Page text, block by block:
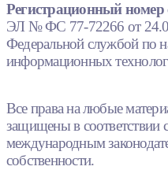
Регистрационный номер
ЭЛ № ФС 77-72266 от
Федеральной службой по
информационных
Все права на любые
защищены в соответствии
международным
собственности.